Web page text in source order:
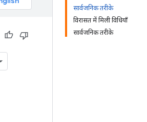
सार्वजनिक तरीके
विरासत में मिली विधियाँ
सार्वजनिक तरीके